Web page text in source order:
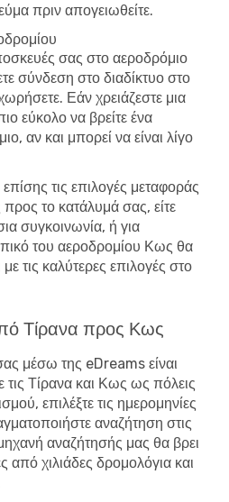
πριν απογειωθείτε.
σας στο αεροδρόμιο
σύνδεση στο διαδίκτυο στο
Εάν χρειάζεστε μια
εύκολο να βρείτε ένα
αν και μπορεί να είναι λίγο
τις επιλογές μεταφοράς
το κατάλυμά σας, είτε
συγκοινωνία, ή για
του αεροδρομίου Κως θα
τις καλύτερες επιλογές στο
Τίρανα προς Κως
μέσω της eDreams είναι
Τίρανα και Κως ως πόλεις
επιλέξτε τις ημερομηνίες
αναζήτηση στις
αναζήτησής μας θα βρει
από χιλιάδες δρομολόγια και